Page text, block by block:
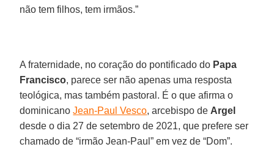
não tem filhos, tem irmãos.”
A fraternidade, no coração do pontificado do Papa
Francisco, parece ser não apenas uma resposta
teológica, mas também pastoral. É o que afirma o
dominicanoJean-Paul Vesco, arcebispo de Argel
desde o dia 27 de setembro de 2021, que prefere ser
chamado de “irmão Jean-Paul” em vez de “Dom”.